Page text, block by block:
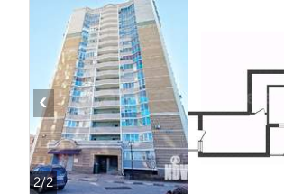
2/2
‹